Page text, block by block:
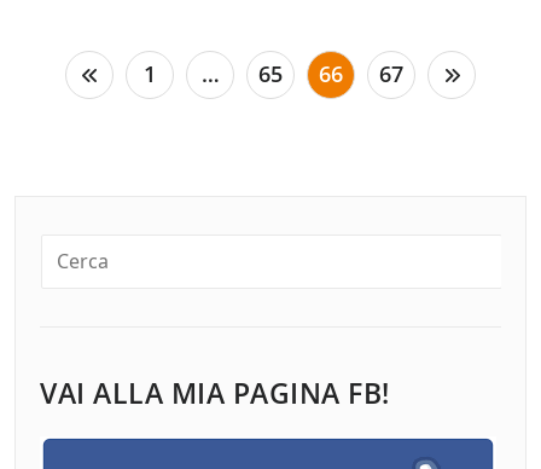
Paginazione
degli
1 … 65 66 67
VAI ALLA MIA PAGINA FB!